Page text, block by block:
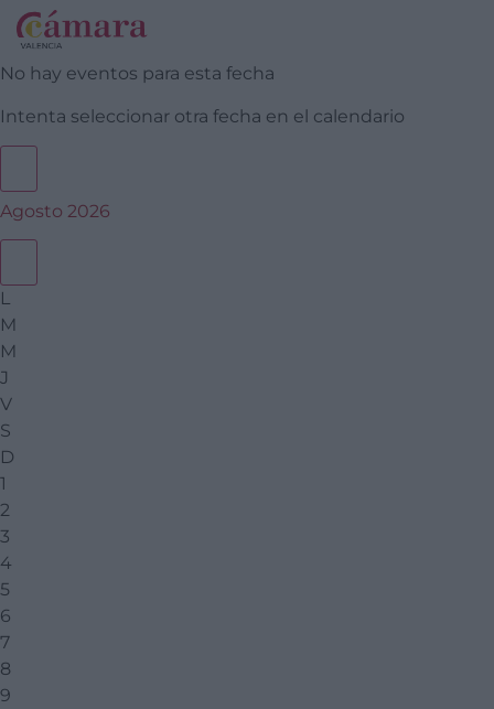
No hay eventos para esta fecha
Intenta seleccionar otra fecha en el calendario
Agosto 2026
L
M
M
J
V
S
D
1
2
3
4
5
6
7
8
9